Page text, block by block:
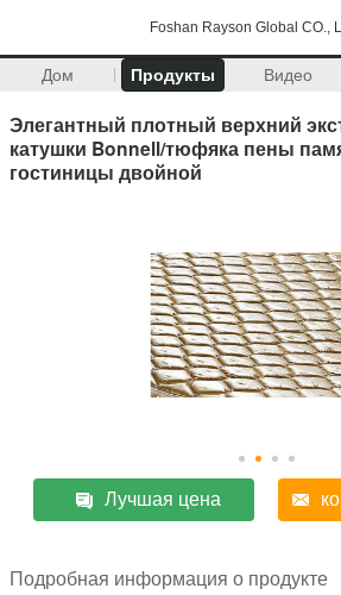
Foshan Rayson Global CO.,
Дом Продукты Видео
Элегантный плотный верхний
катушки Bonnell/тюфяка пены
гостиницы двойной
Лучшая цена
Подробная информация о продукте